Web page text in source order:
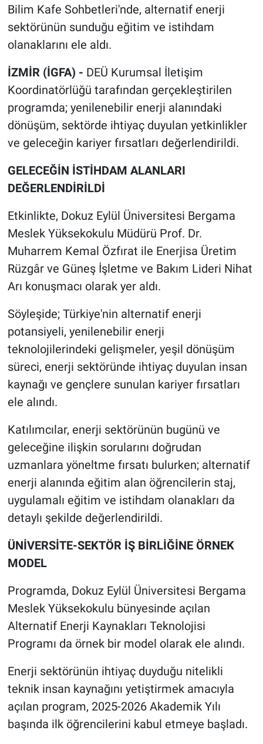
Bilim Kafe Sohbetleri'nde, alternatif enerji
sektörünün sunduğu eğitim ve istihdam
olanaklarını ele aldı.
İZMİR (İGFA) - DEÜ Kurumsal İletişim
Koordinatörlüğü tarafından gerçekleştirilen
programda; yenilenebilir enerji alanındaki
dönüşüm, sektörde ihtiyaç duyulan yetkinlikler
ve geleceğin kariyer fırsatları değerlendirildi.
GELECEĞİN İSTİHDAM ALANLARI
DEĞERLENDİRİLDİ
Etkinlikte, Dokuz Eylül Üniversitesi Bergama
Meslek Yüksekokulu Müdürü Prof. Dr.
Muharrem Kemal Özfırat ile Enerjisa Üretim
Rüzgâr ve Güneş İşletme ve Bakım Lideri Nihat
Arı konuşmacı olarak yer aldı.
Söyleşide; Türkiye'nin alternatif enerji
potansiyeli, yenilenebilir enerji
teknolojilerindeki gelişmeler, yeşil dönüşüm
süreci, enerji sektöründe ihtiyaç duyulan insan
kaynağı ve gençlere sunulan kariyer fırsatları
ele alındı.
Katılımcılar, enerji sektörünün bugünü ve
geleceğine ilişkin sorularını doğrudan
uzmanlara yöneltme fırsatı bulurken; alternatif
enerji alanında eğitim alan öğrencilerin staj,
uygulamalı eğitim ve istihdam olanakları da
detaylı şekilde değerlendirildi.
ÜNİVERSİTE-SEKTÖR İŞ BİRLİĞİNE ÖRNEK
MODEL
Programda, Dokuz Eylül Üniversitesi Bergama
Meslek Yüksekokulu bünyesinde açılan
Alternatif Enerji Kaynakları Teknolojisi
Programı da örnek bir model olarak ele alındı.
Enerji sektörünün ihtiyaç duyduğu nitelikli
teknik insan kaynağını yetiştirmek amacıyla
açılan program, 2025-2026 Akademik Yılı
başında ilk öğrencilerini kabul etmeye başladı.